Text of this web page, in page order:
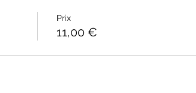
Prix
11,00 €